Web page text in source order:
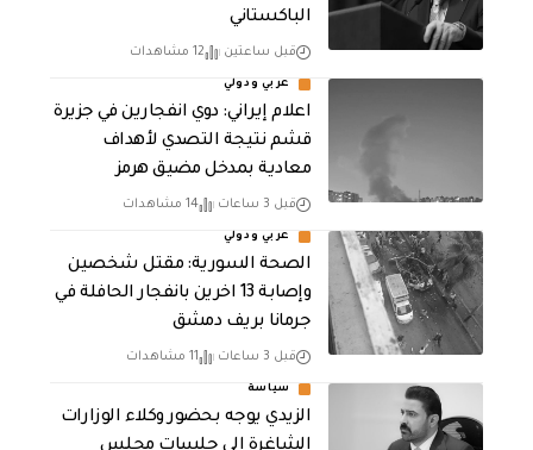
الباكستاني
قبل ساعتين 12 مشاهدات
عربي ودولي
اعلام إيراني: دوي انفجارين في جزيرة
قشم نتيجة التصدي لأهداف
معادية بمدخل مضيق هرمز
قبل 3 ساعات 14 مشاهدات
عربي ودولي
الصحة السورية: مقتل شخصين
وإصابة 13 اخرين بانفجار الحافلة في
جرمانا بريف دمشق
قبل 3 ساعات 11 مشاهدات
سياسة
الزيدي يوجه بحضور وكلاء الوزارات
الشاغرة الى جلسات مجلس